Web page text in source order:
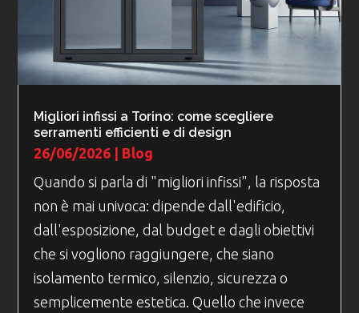
Migliori infissi a Torino: come scegliere
serramenti efficienti e di design
26/06/2026 | Blog
Quando si parla di "migliori infissi", la risposta
non è mai univoca: dipende dall'edificio,
dall'esposizione, dal budget e dagli obiettivi
che si vogliono raggiungere, che siano
isolamento termico, silenzio, sicurezza o
semplicemente estetica. Quello che invece